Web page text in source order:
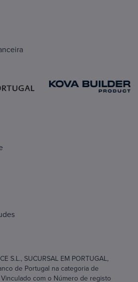
S.L., SUCURSAL EM PORTUGAL,
de Portugal na categoria de
com o Número de registo